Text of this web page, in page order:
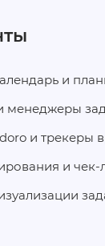
и
менеджеры
и трекеры
и